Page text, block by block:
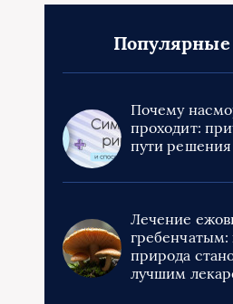
Популярные
Почему
проходит:
пути решения
Лечение
гребенчатым:
природа
лучшим